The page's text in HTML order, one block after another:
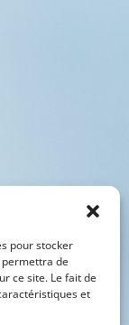
pour stocker
de
ce site. Le fait de
et